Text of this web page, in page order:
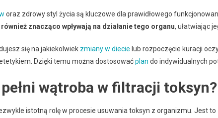
oraz zdrowy styl życia są kluczowe dla prawidłowego
znacząco wpływają na działanie tego organu, ułatwiając
się na jakiekolwiek zmiany w diecie lub rozpoczęcie kuracji
Dzięki temu można dostosowaćplan do indywidualnych
wątroba w filtracji toksyn?
istotną rolę w procesie usuwania toksyn z organizmu. Jest to